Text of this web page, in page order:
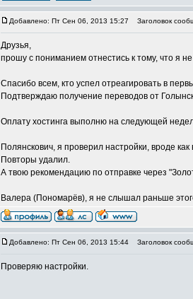
Добавлено: Пт Сен 06, 2013 15:27 Заголовок
Друзья,
прошу с пониманием отнестись к тому, что я
Спасибо всем, кто успел отреагировать в
Подтверждаю получение переводов от
Оплату хостинга выполню на следующей
Полянскович, я проверил настройки, вроде
Повторы удалил.
А твою рекомендацию по отправке через
Валера (Пономарёв), я не слышал раньше
Добавлено: Пт Сен 06, 2013 15:44 Заголовок
Проверяю настройки.